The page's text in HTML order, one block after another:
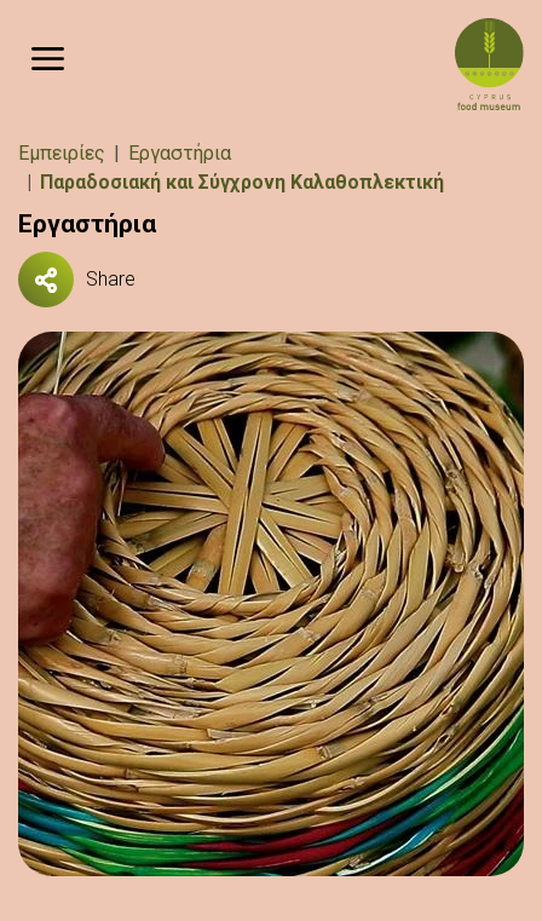
Breadcrumb
Εμπειρίες
Εργαστήρια
Παραδοσιακή και Σύγχρονη Καλαθοπλεκτική
Εργαστήρια
Share